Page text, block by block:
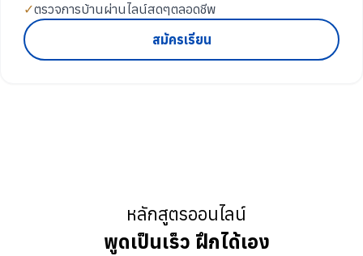
✓ตรวจการบ้านผ่านไลน์สดๆตลอดชีพ
สมัครเรียน
หลักสูตรออนไลน์
พูดเป็นเร็ว ฝึกได้เอง